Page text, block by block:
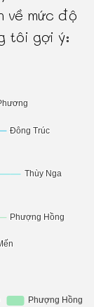
về mức độ
tôi gợi ý: